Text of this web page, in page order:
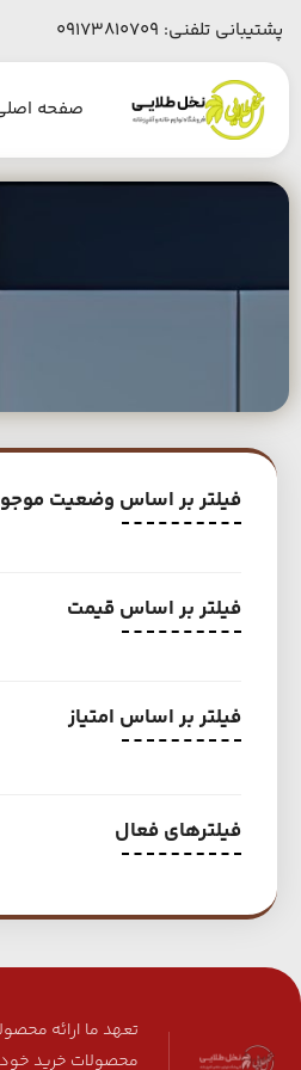
پشتیبانی تلفنی: 09173810709
صفحه
فیلتر بر اساس وضعیت
فیلتر بر اساس قیمت
فیلتر بر اساس امتیاز
فیلترهای فعال
تعهد ما ارائه
محصولات خرید خود